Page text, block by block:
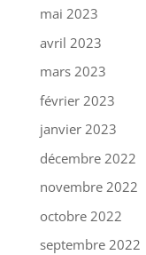
mai 2023
avril 2023
mars 2023
février 2023
janvier 2023
décembre 2022
novembre 2022
octobre 2022
septembre 2022